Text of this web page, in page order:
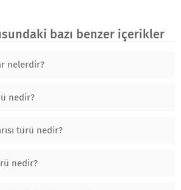
bazı benzer içerikler
nelerdir?
nedir?
türü nedir?
nedir?